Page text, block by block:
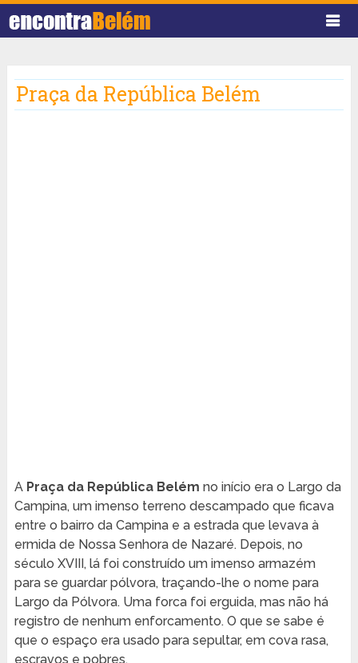
Praça da República Belém
A Praça da República Belém no início era o Largo da
Campina, um imenso terreno descampado que ficava
entre o bairro da Campina e a estrada que levava à
ermida de Nossa Senhora de Nazaré. Depois, no
século XVIII, lá foi construído um imenso armazém
para se guardar pólvora, traçando-lhe o nome para
Largo da Pólvora. Uma forca foi erguida, mas não há
registro de nenhum enforcamento. O que se sabe é
que o espaço era usado para sepultar, em cova rasa,
escravos e pobres.